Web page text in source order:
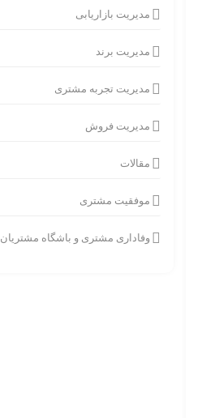
مدیریت بازاریابی
مدیریت برند
مدیریت تجربه مشتری
مدیریت فروش
مقالات
موفقیت مشتری
وفاداری مشتری و باشگاه مشتریان